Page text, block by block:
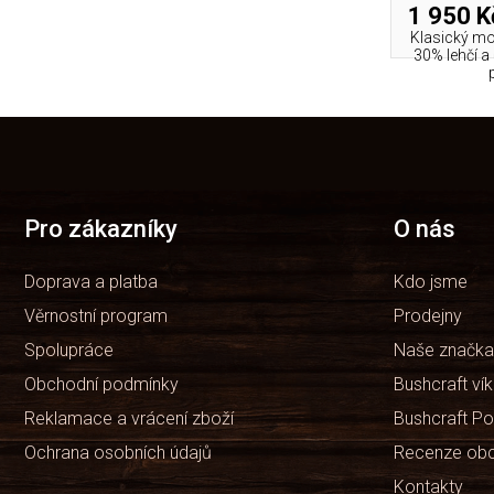
1 950
Klasický
30% lehčí
Pro zákazníky
Doprava a platba
Věrnostní program
Spolupráce
Obchodní podmínky
Reklamace a vrácení zboží
Ochrana osobních údajů
O nás
Kdo jsme
Prodejny
Naše
Bushcraft
Bushcraft
Recenze
Kontakty